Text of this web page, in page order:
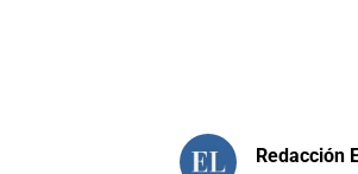
Redacción